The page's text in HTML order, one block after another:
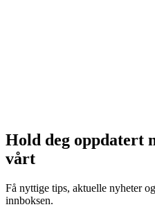
Hold deg oppdatert
vårt
Få nyttige tips, aktuelle nyheter
innboksen.